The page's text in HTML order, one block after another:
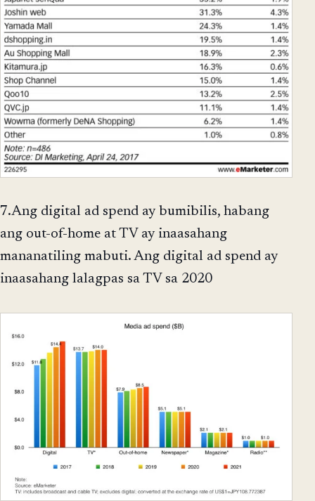
7.Ang digital ad spend ay bumibilis, habang
ang out-of-home at TV ay inaasahang
mananatiling mabuti. Ang digital ad spend ay
inaasahang lalagpas sa TV sa 2020